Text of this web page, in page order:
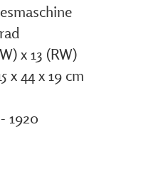
x 13 (RW)
x 44 x 19 cm
1920